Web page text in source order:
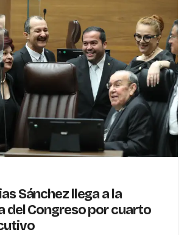
Sánchez llega a la
del Congreso por cuarto